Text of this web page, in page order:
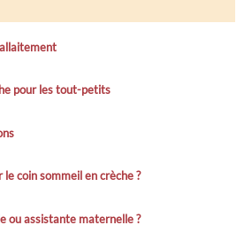
pour les tout-petits
coin sommeil en crèche ?
ou assistante maternelle ?